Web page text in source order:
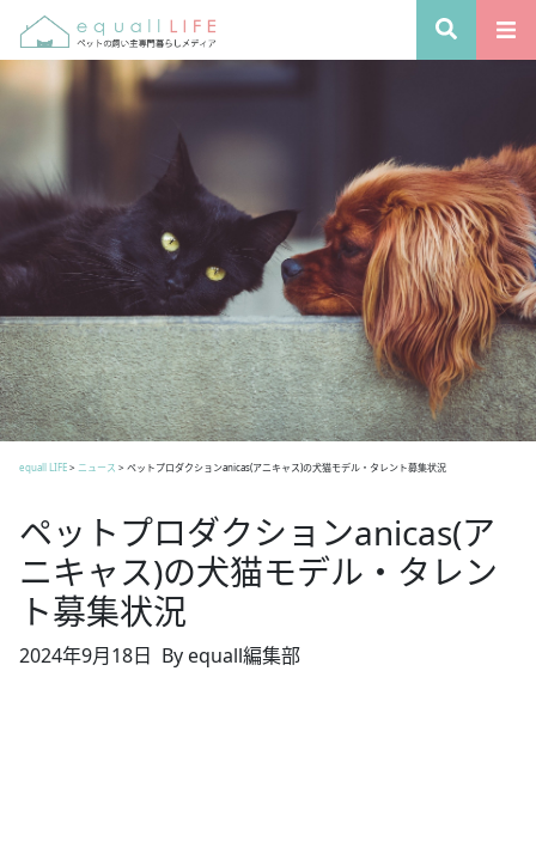
equall LIFE> ニュース > ペットプロダクションanicas(アニキャス)の犬猫モデル・タレント募集状況
ペットプロダクションanicas(ア
ニキャス)の犬猫モデル・タレン
ト募集状況
2024年9月18日 By equall編集部